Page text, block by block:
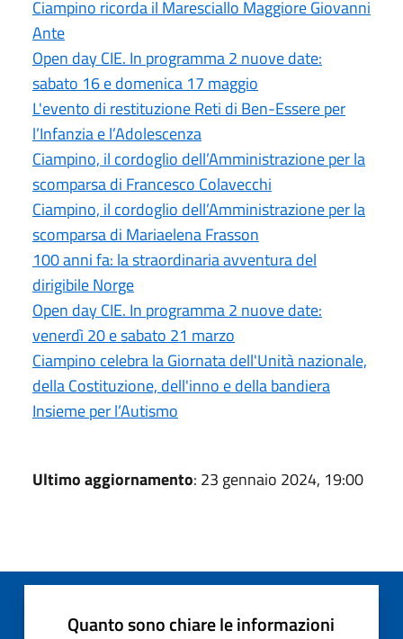
Ciampino ricorda il Maresciallo Maggiore Giovanni
Ante
Open day CIE. In programma 2 nuove date:
sabato 16 e domenica 17 maggio
L'evento di restituzione Reti di Ben-Essere per
l’Infanzia e l’Adolescenza
Ciampino, il cordoglio dell’Amministrazione per la
scomparsa di Francesco Colavecchi
Ciampino, il cordoglio dell’Amministrazione per la
scomparsa di Mariaelena Frasson
100 anni fa: la straordinaria avventura del
dirigibile Norge
Open day CIE. In programma 2 nuove date:
venerdì 20 e sabato 21 marzo
Ciampino celebra la Giornata dell'Unità nazionale,
della Costituzione, dell'inno e della bandiera
Insieme per l’Autismo
Ultimo aggiornamento: 23 gennaio 2024, 19:00
Quanto sono chiare le informazioni